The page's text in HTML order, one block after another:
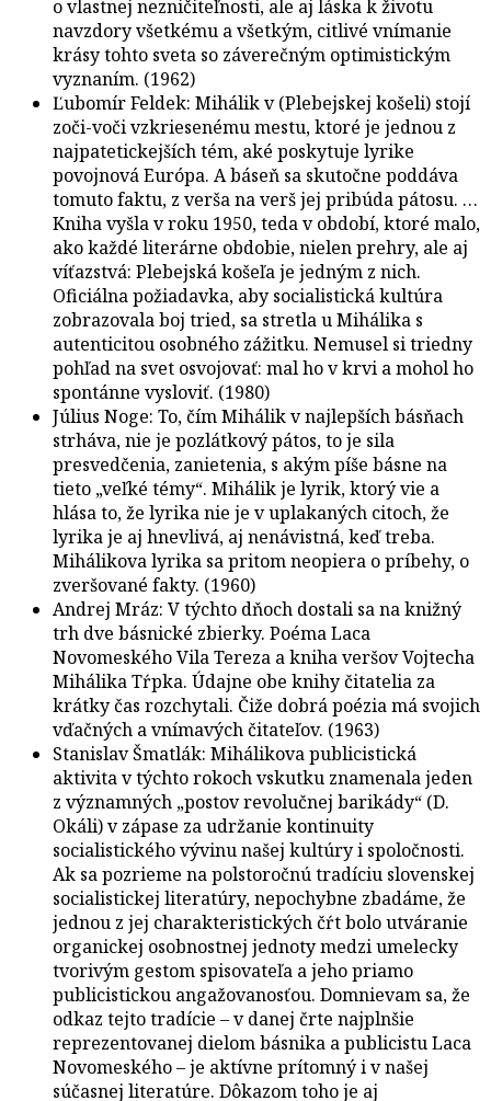
o vlastnej nezničiteľnosti, ale aj láska k životu
navzdory všetkému a všetkým, citlivé vnímanie
krásy tohto sveta so záverečným optimistickým
vyznaním. (1962)
Ľubomír Feldek: Mihálik v (Plebejskej košeli) stojí
zoči-voči vzkriesenému mestu, ktoré je jednou z
najpatetickejších tém, aké poskytuje lyrike
povojnová Európa. A báseň sa skutočne poddáva
tomuto faktu, z verša na verš jej pribúda pátosu. …
Kniha vyšla v roku 1950, teda v období, ktoré malo,
ako každé literárne obdobie, nielen prehry, ale aj
víťazstvá: Plebejská košeľa je jedným z nich.
Oficiálna požiadavka, aby socialistická kultúra
zobrazovala boj tried, sa stretla u Mihálika s
autenticitou osobného zážitku. Nemusel si triedny
pohľad na svet osvojovať: mal ho v krvi a mohol ho
spontánne vysloviť. (1980)
Július Noge: To, čím Mihálik v najlepších básňach
strháva, nie je pozlátkový pátos, to je sila
presvedčenia, zanietenia, s akým píše básne na
tieto „veľké témy“. Mihálik je lyrik, ktorý vie a
hlása to, že lyrika nie je v uplakaných citoch, že
lyrika je aj hnevlivá, aj nenávistná, keď treba.
Mihálikova lyrika sa pritom neopiera o príbehy, o
zveršované fakty. (1960)
Andrej Mráz: V týchto dňoch dostali sa na knižný
trh dve básnické zbierky. Poéma Laca
Novomeského Vila Tereza a kniha veršov Vojtecha
Mihálika Tŕpka. Údajne obe knihy čitatelia za
krátky čas rozchytali. Čiže dobrá poézia má svojich
vďačných a vnímavých čitateľov. (1963)
Stanislav Šmatlák: Mihálikova publicistická
aktivita v týchto rokoch vskutku znamenala jeden
z významných „postov revolučnej barikády“ (D.
Okáli) v zápase za udržanie kontinuity
socialistického vývinu našej kultúry i spoločnosti.
Ak sa pozrieme na polstoročnú tradíciu slovenskej
socialistickej literatúry, nepochybne zbadáme, že
jednou z jej charakteristických čŕt bolo utváranie
organickej osobnostnej jednoty medzi umelecky
tvorivým gestom spisovateľa a jeho priamo
publicistickou angažovanosťou. Domnievam sa, že
odkaz tejto tradície – v danej črte najplnšie
reprezentovanej dielom básnika a publicistu Laca
Novomeského – je aktívne prítomný i v našej
súčasnej literatúre. Dôkazom toho je aj